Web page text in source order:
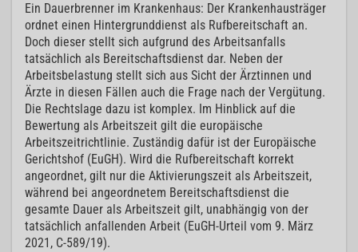
Ein Dauerbrenner im Krankenhaus: Der Krankenhausträger
ordnet einen Hintergrunddienst als Rufbereitschaft an.
Doch dieser stellt sich aufgrund des Arbeitsanfalls
tatsächlich als Bereitschaftsdienst dar. Neben der
Arbeitsbelastung stellt sich aus Sicht der Ärztinnen und
Ärzte in diesen Fällen auch die Frage nach der Vergütung.
Die Rechtslage dazu ist komplex. Im Hinblick auf die
Bewertung als Arbeitszeit gilt die europäische
Arbeitszeitrichtlinie. Zuständig dafür ist der Europäische
Gerichtshof (EuGH). Wird die Rufbereitschaft korrekt
angeordnet, gilt nur die Aktivierungszeit als Arbeitszeit,
während bei angeordnetem Bereitschaftsdienst die
gesamte Dauer als Arbeitszeit gilt, unabhängig von der
tatsächlich anfallenden Arbeit (EuGH-Urteil vom 9. März
2021, C-589/19).